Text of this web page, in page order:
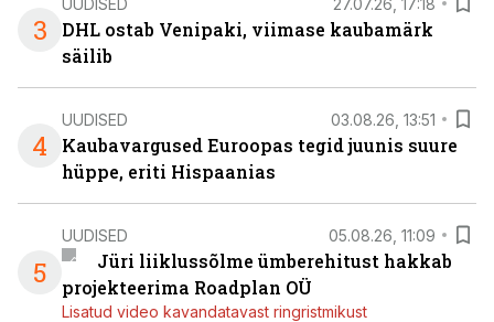
3
DHL ostab Venipaki, viimase kaubamärk
säilib
4
UUDISED 03.08.26, 13:51
Kaubavargused Euroopas tegid juunis suure
hüppe, eriti Hispaanias
5
UUDISED 05.08.26, 11:09
Jüri liiklussõlme ümberehitust hakkab
projekteerima Roadplan OÜ
Lisatud video kavandatavast ringristmikust